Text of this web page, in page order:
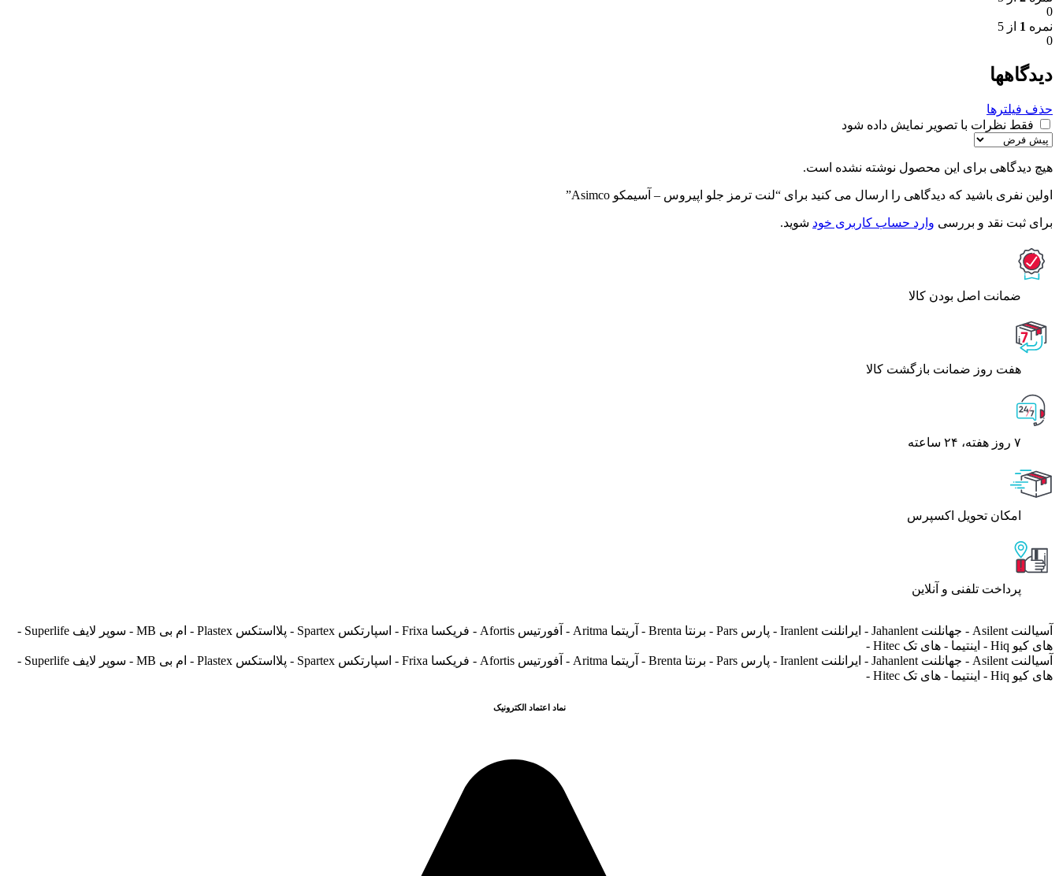
0
نمره 1 از 5
0
دیدگاهها
حذف فیلترها
فقط نظرات با تصویر نمایش داده شود
هیچ دیدگاهی برای این محصول نوشته نشده است.
اولین نفری باشید که دیدگاهی را ارسال می کنید برای “لنت ترمز جلو اپیروس – آسیمکو Asimco”
برای ثبت نقد و بررسی وارد حساب کاربری خود شوید.
ﺿﻤﺎﻧﺖ اﺻﻞ ﺑﻮدن ﮐﺎﻟﺎ
هفت روز ضمانت بازگشت کالا
۷ روز ﻫﻔﺘﻪ، ۲۴ ﺳﺎﻋﺘﻪ
اﻣﮑﺎن ﺗﺤﻮﯾﻞ اﮐﺴﭙﺮس
پرداخت تلفنی و آنلاین
آسیالنت Asilent - جهانلنت Jahanlent - ایرانلنت Iranlent - پارس Pars - برنتا Brenta - آریتما Aritma - آفورتیس Afortis - فریکسا Frixa - اسپارتکس Spartex - پلااستکس Plastex - ام بی MB - سوپر لایف Superlife -
های کیو Hiq - اینتیما - های تک Hitec -
آسیالنت Asilent - جهانلنت Jahanlent - ایرانلنت Iranlent - پارس Pars - برنتا Brenta - آریتما Aritma - آفورتیس Afortis - فریکسا Frixa - اسپارتکس Spartex - پلااستکس Plastex - ام بی MB - سوپر لایف Superlife -
های کیو Hiq - اینتیما - های تک Hitec -
نماد اعتماد الکترونیک